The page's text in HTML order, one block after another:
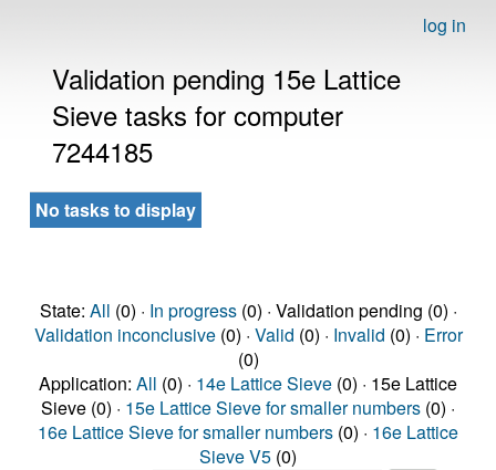
log in
Validation pending 15e Lattice
Sieve tasks for computer
7244185
No tasks to display
State: All (0) · In progress(0) · Validation pending (0) ·
Validation inconclusive(0) · Valid (0) · Invalid (0) · Error
(0)
Application: All (0) · 14e Lattice Sieve (0) · 15e Lattice
Sieve (0) · 15e Lattice Sieve for smaller numbers (0) ·
16e Lattice Sieve for smaller numbers (0) · 16e Lattice
Sieve V5 (0)